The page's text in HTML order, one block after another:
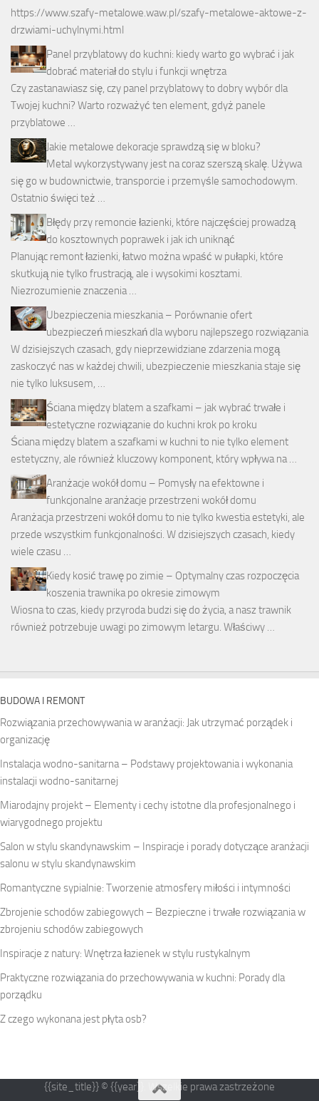
https://www.szafy-metalowe.waw.pl/szafy-metalowe-aktowe-z-
drzwiami-uchylnymi.html
Panel przyblatowy do kuchni: kiedy warto go wybrać i jak
dobrać materiał do stylu i funkcji wnętrza
Czy zastanawiasz się, czy panel przyblatowy to dobry wybór dla
Twojej kuchni? Warto rozważyć ten element, gdyż panele
przyblatowe …
Jakie metalowe dekoracje sprawdzą się w bloku?
Metal wykorzystywany jest na coraz szerszą skalę. Używa
się go w budownictwie, transporcie i przemyśle samochodowym.
Ostatnio święci też …
Błędy przy remoncie łazienki, które najczęściej prowadzą
do kosztownych poprawek i jak ich uniknąć
Planując remont łazienki, łatwo można wpaść w pułapki, które
skutkują nie tylko frustracją, ale i wysokimi kosztami.
Niezrozumienie znaczenia …
Ubezpieczenia mieszkania – Porównanie ofert
ubezpieczeń mieszkań dla wyboru najlepszego rozwiązania
W dzisiejszych czasach, gdy nieprzewidziane zdarzenia mogą
zaskoczyć nas w każdej chwili, ubezpieczenie mieszkania staje się
nie tylko luksusem, …
Ściana między blatem a szafkami – jak wybrać trwałe i
estetyczne rozwiązanie do kuchni krok po kroku
Ściana między blatem a szafkami w kuchni to nie tylko element
estetyczny, ale również kluczowy komponent, który wpływa na …
Aranżacje wokół domu – Pomysły na efektowne i
funkcjonalne aranżacje przestrzeni wokół domu
Aranżacja przestrzeni wokół domu to nie tylko kwestia estetyki, ale
przede wszystkim funkcjonalności. W dzisiejszych czasach, kiedy
wiele czasu …
Kiedy kosić trawę po zimie – Optymalny czas rozpoczęcia
koszenia trawnika po okresie zimowym
Wiosna to czas, kiedy przyroda budzi się do życia, a nasz trawnik
również potrzebuje uwagi po zimowym letargu. Właściwy …
BUDOWA I REMONT
Rozwiązania przechowywania w aranżacji: Jak utrzymać porządek i
organizację
Instalacja wodno-sanitarna – Podstawy projektowania i wykonania
instalacji wodno-sanitarnej
Miarodajny projekt – Elementy i cechy istotne dla profesjonalnego i
wiarygodnego projektu
Salon w stylu skandynawskim – Inspiracje i porady dotyczące aranżacji
salonu w stylu skandynawskim
Romantyczne sypialnie: Tworzenie atmosfery miłości i intymności
Zbrojenie schodów zabiegowych – Bezpieczne i trwałe rozwiązania w
zbrojeniu schodów zabiegowych
Inspiracje z natury: Wnętrza łazienek w stylu rustykalnym
Praktyczne rozwiązania do przechowywania w kuchni: Porady dla
porządku
Z czego wykonana jest płyta osb?
{{site_title}} © {{year}}. Wszelkie prawa zastrzeżone